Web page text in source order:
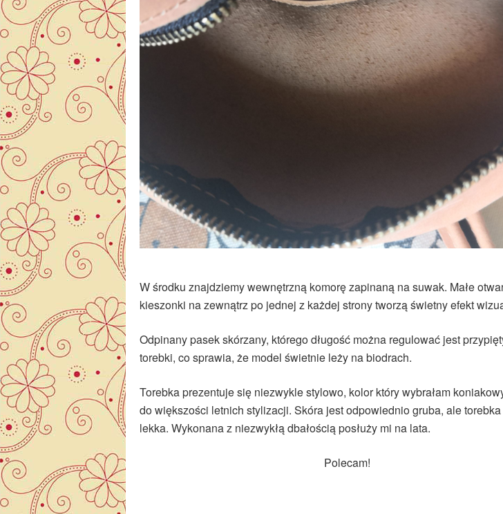
W środku znajdziemy wewnętrzną komorę zapinaną na suwak. Małe
kieszonki na zewnątrz po jednej z każdej strony tworzą świetny efekt
Odpinany pasek skórzany, którego długość można regulować jest
torebki, co sprawia, że model świetnie leży na biodrach.
Torebka prezentuje się niezwykle stylowo, kolor który wybrałam
do większości letnich stylizacji. Skóra jest odpowiednio gruba, ale
lekka. Wykonana z niezwykłą dbałością posłuży mi na lata.
Polecam!